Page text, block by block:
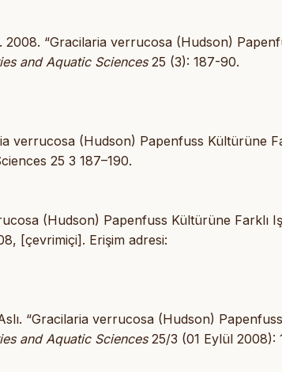
“Gracilaria verrucosa (Hudson)
and Aquatic Sciences25 (3): 187-90.
verrucosa (Hudson) Papenfuss Kültürüne
25 3 187–190.
(Hudson) Papenfuss Kültürüne Farklı
[çevrimiçi]. Erişim adresi:
“Gracilaria verrucosa (Hudson) Papenfuss
and Aquatic Sciences25/3 (01 Eylül 2008):